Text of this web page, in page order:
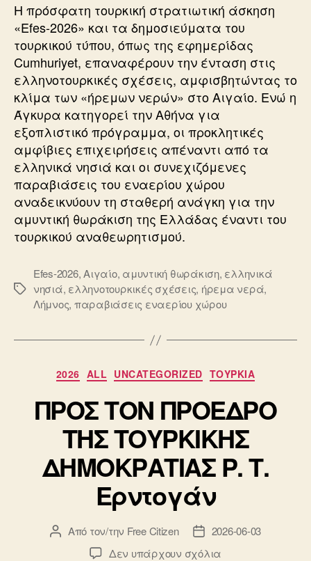
και
τα
«Ήρεμα
Νερά»
Η πρόσφατη τουρκική στρατιωτική άσκηση
«Efes-2026» και τα δημοσιεύματα του
τουρκικού τύπου, όπως της εφημερίδας
Cumhuriyet, επαναφέρουν την ένταση στις
ελληνοτουρκικές σχέσεις, αμφισβητώντας το
κλίμα των «ήρεμων νερών» στο Αιγαίο. Ενώ η
Άγκυρα κατηγορεί την Αθήνα για
εξοπλιστικό πρόγραμμα, οι προκλητικές
αμφίβιες επιχειρήσεις απέναντι από τα
ελληνικά νησιά και οι συνεχιζόμενες
παραβιάσεις του εναερίου χώρου
αναδεικνύουν τη σταθερή ανάγκη για την
αμυντική θωράκιση της Ελλάδας έναντι του
τουρκικού αναθεωρητισμού.
Ετικέτες
Efes-2026,Αιγαίο, αμυντική θωράκιση, ελληνικά
νησιά, ελληνοτουρκικές σχέσεις, ήρεμα νερά,
Λήμνος, παραβιάσεις εναερίου χώρου
Κατηγορίες
2026 ALL UNCATEGORIZED ΤΟΥΡΚΙΑ
ΠΡΟΣ ΤΟΝ ΠΡΟΕΔΡΟ
ΤΗΣ ΤΟΥΡΚΙΚΗΣ
ΔΗΜΟΚΡΑΤΙΑΣ Ρ. Τ.
Ερντογάν
Συντάκτης
άρθρου
Από τον/την Free Citizen
Ημ.
δημοσίευσης
2026-06-03
Δεν υπάρχουν σχόλια